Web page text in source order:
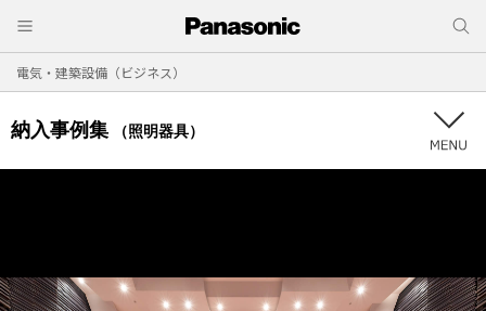
電気・建築設備（ビジネス）
納入事例集 （照明器具）